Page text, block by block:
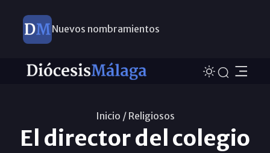
Nuevos nombramientos
Inicio / Religiosos
El director del colegio